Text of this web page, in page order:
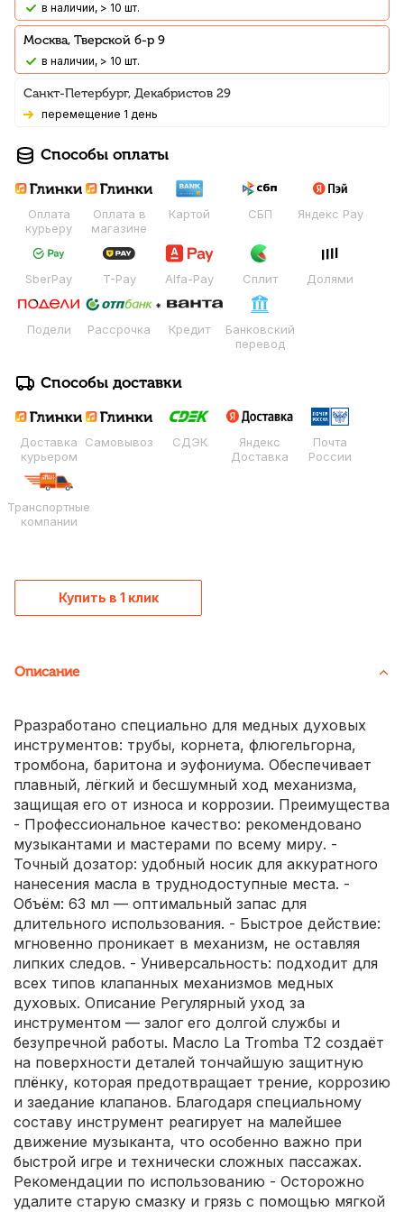
В наличии, > 10 шт.
Москва, Тверской б-р 9
В наличии, > 10 шт.
Санкт-Петербург, Декабристов 29
Перемещение 1 день
Способы оплаты
Оплата
курьеру
Оплата в
магазине
Картой СБП Яндекс Pay
SberPay T-Pay Alfa-Pay Сплит Долями
Подели Рассрочка Кредит
Банковский
перевод
Способы доставки
Доставка
курьером
Самовывоз СДЭК
Яндекс
Доставка
Почта
России
Транспортные
компании
Купить в 1 клик
Описание
Рразработано специально для медных духовых
инструментов: трубы, корнета, флюгельгорна,
тромбона, баритона и эуфониума. Обеспечивает
плавный, лёгкий и бесшумный ход механизма,
защищая его от износа и коррозии. Преимущества
- Профессиональное качество: рекомендовано
музыкантами и мастерами по всему миру. -
Точный дозатор: удобный носик для аккуратного
нанесения масла в труднодоступные места. -
Объём: 63 мл — оптимальный запас для
длительного использования. - Быстрое действие:
мгновенно проникает в механизм, не оставляя
липких следов. - Универсальность: подходит для
всех типов клапанных механизмов медных
духовых. Описание Регулярный уход за
инструментом — залог его долгой службы и
безупречной работы. Масло La Tromba T2 создаёт
на поверхности деталей тончайшую защитную
плёнку, которая предотвращает трение, коррозию
и заедание клапанов. Благодаря специальному
составу инструмент реагирует на малейшее
движение музыканта, что особенно важно при
быстрой игре и технически сложных пассажах.
Рекомендации по использованию - Осторожно
удалите старую смазку и грязь с помощью мягкой